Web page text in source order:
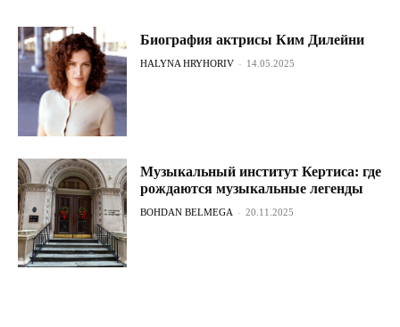
Биография актрисы Ким Дилейни
HALYNA HRYHORIV - 14.05.2025
Музыкальный институт Кертиса: где
рождаются музыкальные легенды
BOHDAN BELMEGA - 20.11.2025